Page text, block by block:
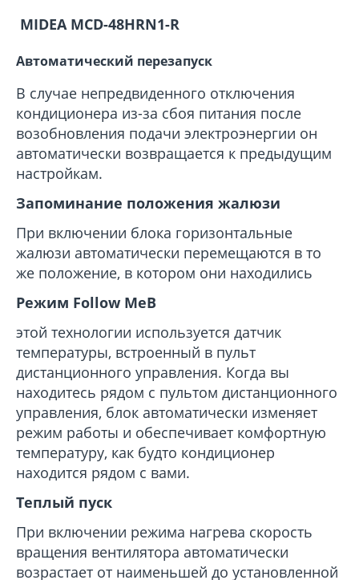
MIDEA MCD-48HRN1-R
Автоматический перезапуск
В случае непредвиденного отключения
кондиционера из-за сбоя питания после
возобновления подачи электроэнергии он
автоматически возвращается к предыдущим
настройкам.
Запоминание положения жалюзи
При включении блока горизонтальные
жалюзи автоматически перемещаются в то
же положение, в котором они находились
Режим Follow MeВ
этой технологии используется датчик
температуры, встроенный в пульт
дистанционного управления. Когда вы
находитесь рядом с пультом дистанционного
управления, блок автоматически изменяет
режим работы и обеспечивает комфортную
температуру, как будто кондиционер
находится рядом с вами.
Теплый пуск
При включении режима нагрева скорость
вращения вентилятора автоматически
возрастает от наименьшей до установленной